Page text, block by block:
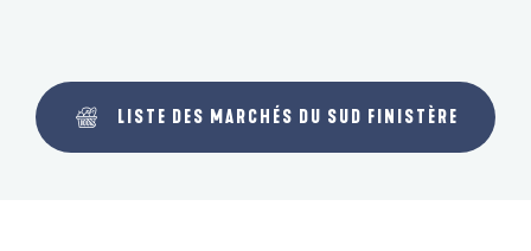
LISTE DES MARCHÉS DU SUD FINISTÈRE